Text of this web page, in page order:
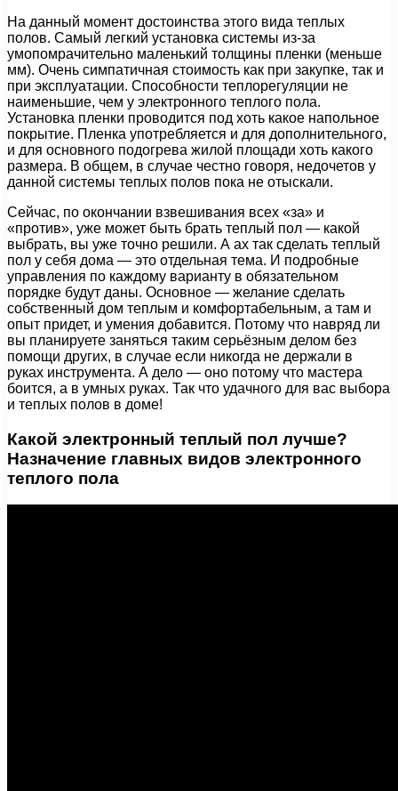
На данный момент достоинства этого вида теплых
полов. Самый легкий установка системы из-за
умопомрачительно маленький толщины пленки (меньше
мм). Очень симпатичная стоимость как при закупке, так и
при эксплуатации. Способности теплорегуляции не
наименьшие, чем у электронного теплого пола.
Установка пленки проводится под хоть какое напольное
покрытие. Пленка употребляется и для дополнительного,
и для основного подогрева жилой площади хоть какого
размера. В общем, в случае честно говоря, недочетов у
данной системы теплых полов пока не отыскали.
Сейчас, по окончании взвешивания всех «за» и
«против», уже может быть брать теплый пол — какой
выбрать, вы уже точно решили. А ах так сделать теплый
пол у себя дома — это отдельная тема. И подробные
управления по каждому варианту в обязательном
порядке будут даны. Основное — желание сделать
собственный дом теплым и комфортабельным, а там и
опыт придет, и умения добавится. Потому что навряд ли
вы планируете заняться таким серьёзным делом без
помощи других, в случае если никогда не держали в
руках инструмента. А дело — оно потому что мастера
боится, а в умных руках. Так что удачного для вас выбора
и теплых полов в доме!
Какой электронный теплый пол лучше?
Назначение главных видов электронного
теплого пола